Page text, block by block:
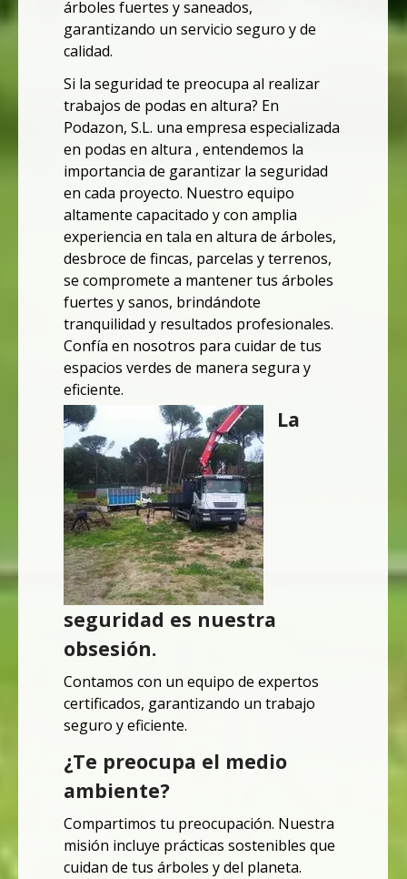
árboles fuertes y saneados,
garantizando un servicio seguro y de
calidad.
Si la seguridad te preocupa al realizar
trabajos de podas en altura? En
Podazon, S.L. una empresa especializada
en podas en altura , entendemos la
importancia de garantizar la seguridad
en cada proyecto. Nuestro equipo
altamente capacitado y con amplia
experiencia en tala en altura de árboles,
desbroce de fincas, parcelas y terrenos,
se compromete a mantener tus árboles
fuertes y sanos, brindándote
tranquilidad y resultados profesionales.
Confía en nosotros para cuidar de tus
espacios verdes de manera segura y
eficiente.
La
seguridad es nuestra
obsesión.
Contamos con un equipo de expertos
certificados, garantizando un trabajo
seguro y eficiente.
¿Te preocupa el medio
ambiente?
Compartimos tu preocupación. Nuestra
misión incluye prácticas sostenibles que
cuidan de tus árboles y del planeta.